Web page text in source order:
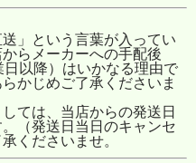
」という言葉が入ってい
らメーカーへの手配後
日以降）はいかなる理由で
かじめご了承くださいま
ては、当店からの発送日
（発送日当日のキャンセ
くださいませ。